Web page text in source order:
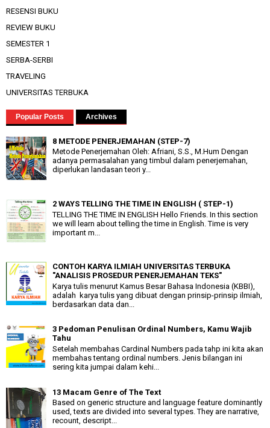
RESENSI BUKU
REVIEW BUKU
SEMESTER 1
SERBA-SERBI
TRAVELING
UNIVERSITAS TERBUKA
Popular Posts Archives
8 METODE PENERJEMAHAN (STEP-7)
Metode Penerjemahan Oleh: Afriani, S.S., M.Hum Dengan
adanya permasalahan yang timbul dalam penerjemahan,
diperlukan landasan teori y...
2 WAYS TELLING THE TIME IN ENGLISH ( STEP-1)
TELLING THE TIME IN ENGLISH Hello Friends. In this section
we will learn about telling the time in English. Time is very
important m...
CONTOH KARYA ILMIAH UNIVERSITAS TERBUKA
"ANALISIS PROSEDUR PENERJEMAHAN TEKS"
Karya tulis menurut Kamus Besar Bahasa Indonesia (KBBI),
adalah karya tulis yang dibuat dengan prinsip-prinsip ilmiah,
berdasarkan data dan...
3 Pedoman Penulisan Ordinal Numbers, Kamu Wajib
Tahu
Setelah membahas Cardinal Numbers pada tahp ini kita akan
membahas tentang ordinal numbers. Jenis bilangan ini
sering kita jumpai dalam kehi...
13 Macam Genre of The Text
Based on generic structure and language feature dominantly
used, texts are divided into several types. They are narrative,
recount, descript...